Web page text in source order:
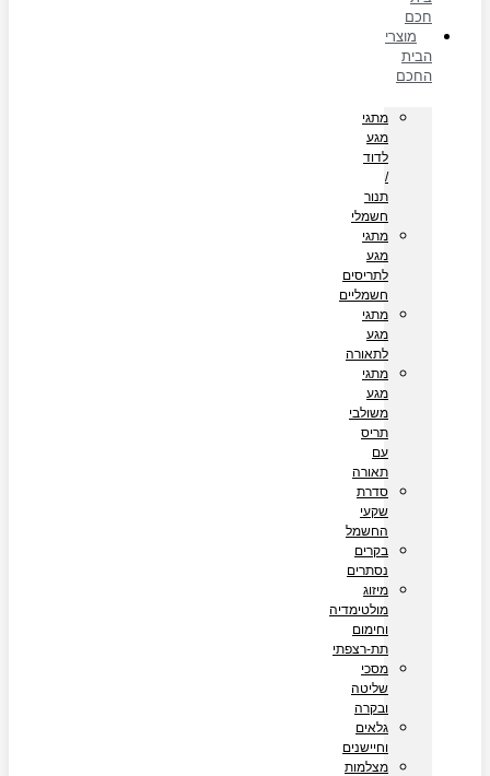
חכם
מוצרי
הבית
החכם
מתגי
מגע
לדוד
/
תנור
חשמלי
מתגי
מגע
לתריסים
חשמליים
מתגי
מגע
לתאורה
מתגי
מגע
משולבי
תריס
עם
תאורה
סדרת
שקעי
החשמל
בקרים
נסתרים
מיזוג
מולטימדיה
וחימום
תת-רצפתי
מסכי
שליטה
ובקרה
גלאים
וחיישנים
מצלמות